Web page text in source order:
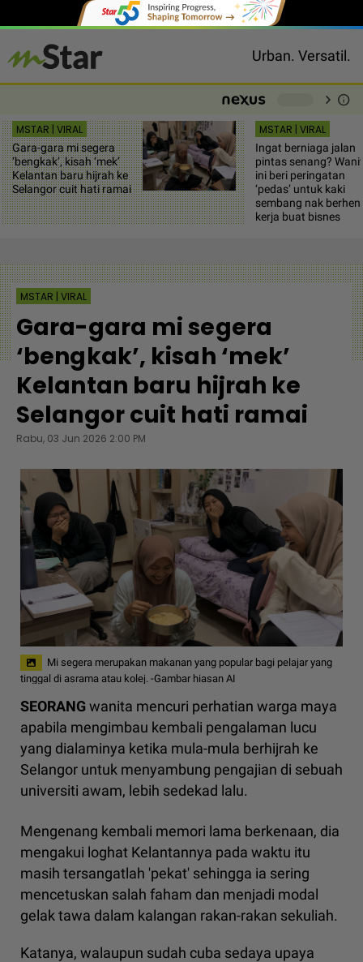
Urban. Versatil.
chevron_right info
MSTAR | VIRAL
Gara-gara mi segera
‘bengkak’, kisah ‘mek’
Kelantan baru hijrah ke
Selangor cuit hati ramai
MSTAR | VIRAL
Ingat berniaga jalan
pintas senang?
ini beri peringatan
‘pedas’ untuk kaki
sembang nak
kerja buat bisnes
MSTAR | VIRAL
Gara-gara mi segera
‘bengkak’, kisah ‘mek’
Kelantan baru hijrah ke
Selangor cuit hati ramai
Rabu, 03 Jun 2026 2:00 PM
Mi segera merupakan makanan yang popular bagi pelajar yang
tinggal di asrama atau kolej. -Gambar hiasan AI
SEORANGwanita mencuri perhatian warga maya
apabila mengimbau kembali pengalaman lucu
yang dialaminya ketika mula-mula berhijrah ke
Selangor untuk menyambung pengajian di sebuah
universiti awam, lebih sedekad lalu.
Mengenang kembali memori lama berkenaan, dia
mengakui loghat Kelantannya pada waktu itu
masih tersangatlah 'pekat' sehingga ia sering
mencetuskan salah faham dan menjadi modal
gelak tawa dalam kalangan rakan-rakan sekuliah.
Katanya, walaupun sudah cuba sedaya upaya